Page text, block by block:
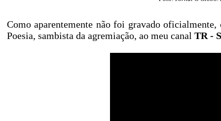
Como aparentemente não foi gravado
Poesia, sambista da agremiação, ao meu canal TR -